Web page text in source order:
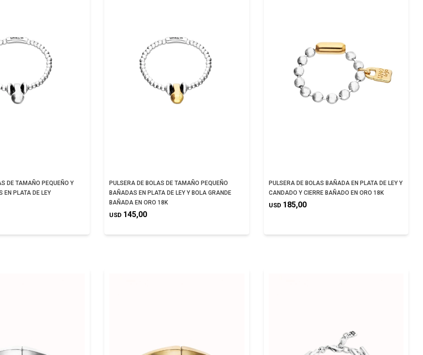
DE TAMAÑO PEQUEÑO Y
EN PLATA DE LEY
PULSERA DE BOLAS DE TAMAÑO PEQUEÑO
BAÑADAS EN PLATA DE LEY Y BOLA GRANDE
BAÑADA EN ORO 18K
USD 145,00
PULSERA DE BOLAS BAÑADA EN PLATA DE LEY Y
CANDADO Y CIERRE BAÑADO EN ORO 18K
USD 185,00